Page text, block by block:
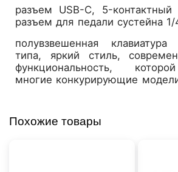
разъем USB-C, 5-
разъем для педали сустейна 1/
полувзвешенная клавиатура
типа, яркий стиль,
функциональность,
многие конкурирующие
Похожие товары